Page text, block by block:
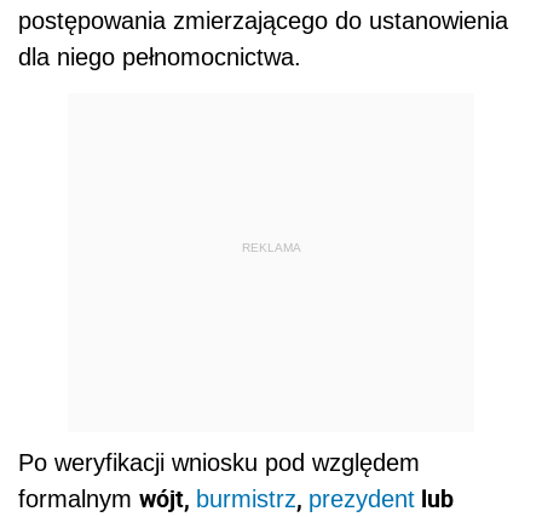
postępowania zmierzającego do ustanowienia
dla niego pełnomocnictwa.
REKLAMA
Po weryfikacji wniosku pod względem
formalnym wójt, burmistrz, prezydent lub